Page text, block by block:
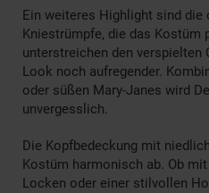
Ein weiteres Highlight sind die
Kniestrümpfe, die das Kostüm
unterstreichen den verspielten
Look noch aufregender.
oder süßen Mary-Janes wird
unvergesslich.
Die Kopfbedeckung mit
Kostüm harmonisch ab. Ob
Locken oder einer stilvollen